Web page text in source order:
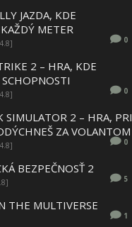
JAZDA, KDE
METER
0
2 – HRA, KDE
0
SIMULATOR 2 – HRA, PRI
ZA VOLANTOM
0
BEZPEČNOSŤ 2
5
THE MULTIVERSE
1